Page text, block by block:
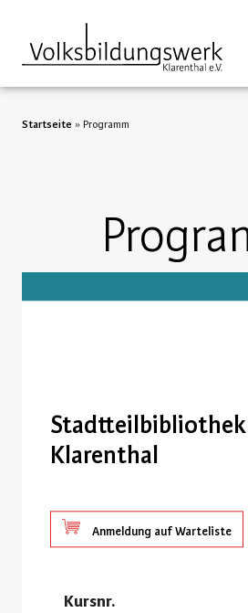
Startseite » Programm
Stadtteilbibliothek
Klarenthal
Anmeldung auf Warteliste
Kursnr.